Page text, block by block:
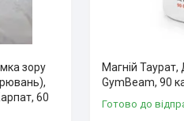
зору
60
Магній Таурат,
GymBeam, 90
Готово до